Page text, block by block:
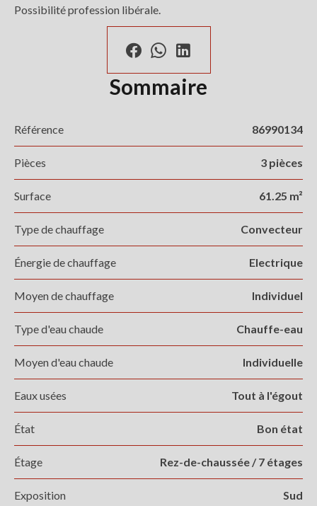
Possibilité profession libérale.
Sommaire
Référence 86990134
Pièces 3 pièces
Surface 61.25 m²
Type de chauffage Convecteur
Énergie de chauffage Electrique
Moyen de chauffage Individuel
Type d'eau chaude Chauffe-eau
Moyen d'eau chaude Individuelle
Eaux usées Tout à l'égout
État Bon état
Étage Rez-de-chaussée / 7 étages
Exposition Sud